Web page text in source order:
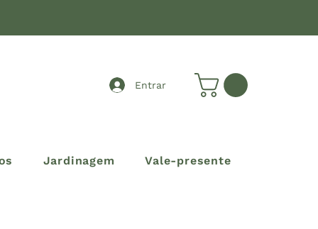
Entrar
Jardinagem Vale-presente